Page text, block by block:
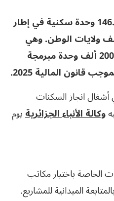
انطلقت أشغال إنجاز 146.640 وحدة سكنية في إطار
عبر مختلف ولايات الوطن. وهي
تمثل 73 بالمئة من أصل 200 ألف وحدة مبرمجة
قانون المالية 2025.
انجاز السكنات
وكالة الأنباء الجزائريةيوم
الخاصة باختيار مكاتب
الميدانية للمشاريع.